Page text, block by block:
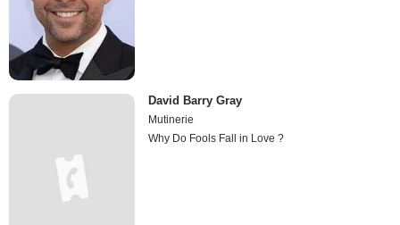
David Barry Gray
Mutinerie
Why Do Fools Fall in Love ?